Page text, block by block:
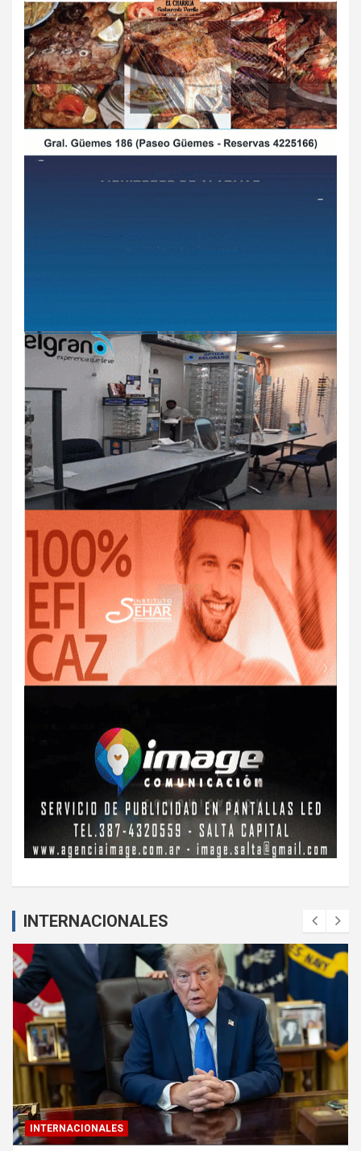
INTERNACIONALES
INTERNACIONALES